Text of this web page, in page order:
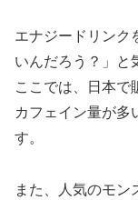
エナジードリンク
いんだろう？」と
ここでは、日本で
カフェイン量が多
す。
また、人気のモン